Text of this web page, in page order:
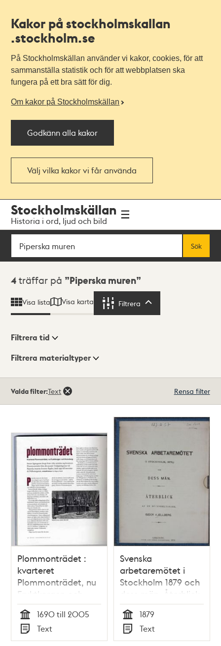
Kakor på stockholmskallan
.stockholm.se
På Stockholmskällan använder vi kakor, cookies, för att
sammanställa statistik och för att webbplatsen ska
fungera på ett bra sätt för dig.
Om kakor på Stockholmskällan
Godkänn alla kakor
Välj vilka kakor vi får använda
navigationen
huvudinnehållet
Stockholmskällan
Historia i ord, ljud och bild
Sök
Sök
Sökresultat
4 träffar på Piperska muren
Visa lista Visa karta Filtrera
Visningsläge
Filtrera tid
Filtrera materialtyper
träffar
Valda filter:Text Rensa filter
Plommonträdet :
kvarteret
Plommonträdet, nu
Fruktkorgen och
Kronoberg /
artikelförfattare:
Carl Magnus Rosell
Tid
1690 till 2005
Typ
Text
Svenska
arbetaremötet i
Stockholm 1879 och
dess män. Återblick
af en deltagare.
Isidor Kjellberg
Tid
1879
Typ
Text